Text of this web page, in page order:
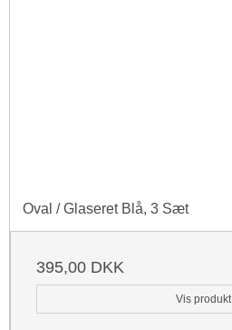
Oval / Glaseret Blå, 3 Sæt
395,00 DKK
Vis produkt